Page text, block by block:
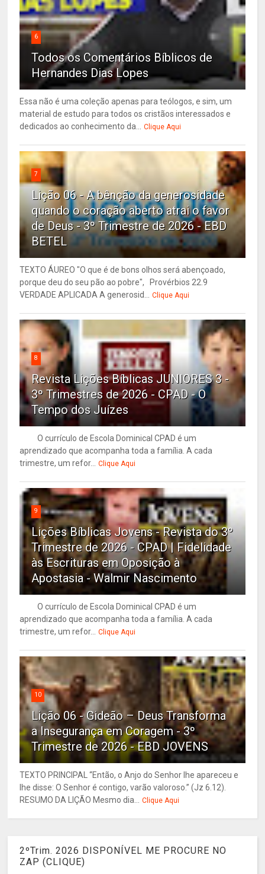
6
Todos os Comentários Bíblicos de
Hernandes Dias Lopes
Essa não é uma coleção apenas para teólogos, e sim, um
material de estudo para todos os cristãos interessados e
dedicados ao conhecimento da... Clique Aqui
7
Lição 06 - A bênção da generosidade
quando o coração aberto atrai o favor
de Deus - 3º Trimestre de 2026 - EBD
BETEL
TEXTO ÁUREO "O que é de bons olhos será abençoado,
porque deu do seu pão ao pobre", Provérbios 22.9
VERDADE APLICADA A generosid... Clique Aqui
8
Revista Lições Bíblicas JUNIORES 3 -
3º Trimestres de 2026 - CPAD - O
Tempo dos Juízes
O currículo de Escola Dominical CPAD é um
aprendizado que acompanha toda a família. A cada
trimestre, um refor... Clique Aqui
9
Lições Bíblicas Jovens - Revista do 3º
Trimestre de 2026 - CPAD | Fidelidade
às Escrituras em Oposição à
Apostasia - Walmir Nascimento
O currículo de Escola Dominical CPAD é um
aprendizado que acompanha toda a família. A cada
trimestre, um refor... Clique Aqui
10
Lição 06 - Gideão – Deus Transforma
a Insegurança em Coragem - 3º
Trimestre de 2026 - EBD JOVENS
TEXTO PRINCIPAL “Então, o Anjo do Senhor lhe apareceu e
lhe disse: O Senhor é contigo, varão valoroso.” (Jz 6.12).
RESUMO DA LIÇÃO Mesmo dia... Clique Aqui
2ºTrim. 2026 DISPONÍVEL ME PROCURE NO
ZAP (CLIQUE)